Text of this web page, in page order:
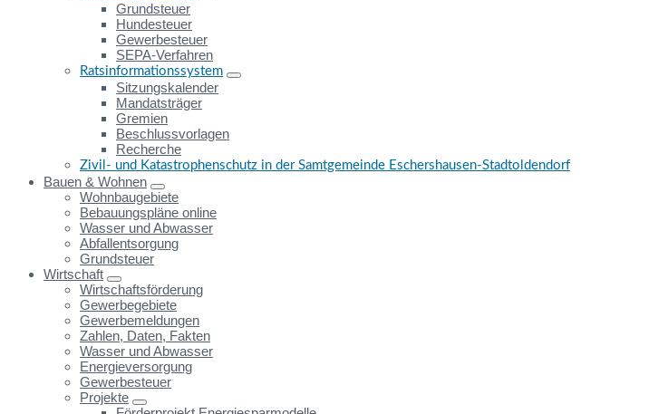
Grundsteuer
Hundesteuer
Gewerbesteuer
SEPA-Verfahren
Ratsinformationssystem
Sitzungskalender
Mandatsträger
Gremien
Beschlussvorlagen
Recherche
Zivil- und Katastrophenschutz in der Samtgemeinde Eschershausen-Stadtoldendorf
Bauen & Wohnen
Wohnbaugebiete
Bebauungspläne online
Wasser und Abwasser
Abfallentsorgung
Grundsteuer
Wirtschaft
Wirtschaftsförderung
Gewerbegebiete
Gewerbemeldungen
Zahlen, Daten, Fakten
Wasser und Abwasser
Energieversorgung
Gewerbesteuer
Projekte